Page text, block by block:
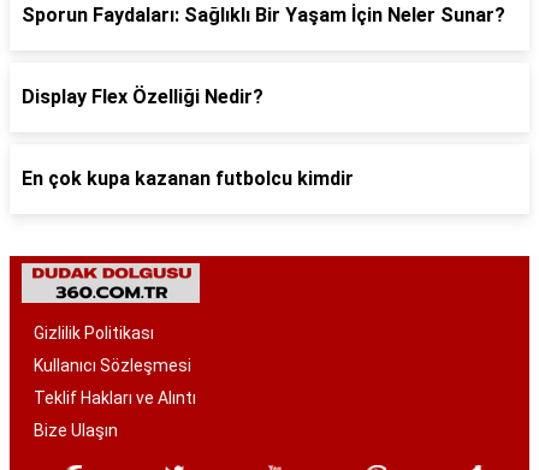
Sporun Faydaları: Sağlıklı Bir Yaşam İçin Neler Sunar?
Display Flex Özelliği Nedir?
En çok kupa kazanan futbolcu kimdir
Gizlilik Politikası
Kullanıcı Sözleşmesi
Teklif Hakları ve Alıntı
Bize Ulaşın